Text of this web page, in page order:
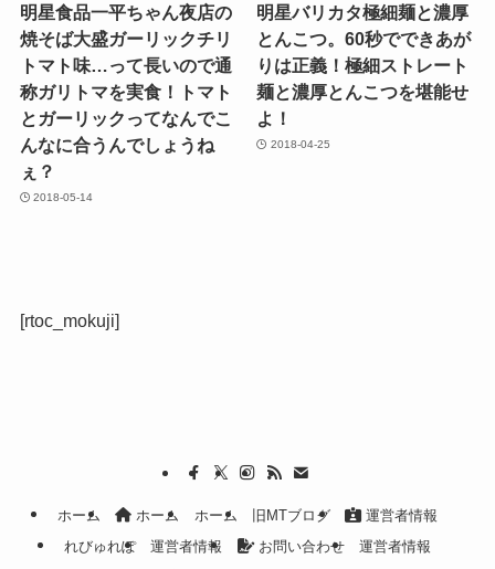
明星食品一平ちゃん夜店の
焼そば大盛ガーリックチリ
トマト味…って長いので通
称ガリトマを実食！トマト
とガーリックってなんでこ
んなに合うんでしょうね
ぇ？
2018-05-14
明星バリカタ極細麺と濃厚
とんこつ。60秒でできあが
りは正義！極細ストレート
麺と濃厚とんこつを堪能せ
よ！
2018-04-25
[rtoc_mokuji]
ホーム ホーム ホーム 旧MTブログ
運営者情報
れびゅれぽ
運営者情報 お問い合わせ
運営者情報